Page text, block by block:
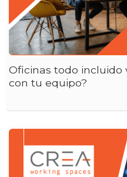
Oficinas todo incluido
con tu equipo?